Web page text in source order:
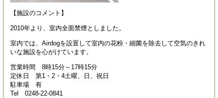
【施設のコメント】
2010年より、室内全面禁煙としました。
室内では、Airdogを設置して室内の花粉・細菌を除去して空気のきれ
いな施設を心がけています。
営業時間 8時15分～17時15分
定休日 第1・2・4土曜、日、祝日
駐車場 有
Tel 0248-22-0841